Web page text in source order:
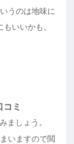
うのは地味に
いいかも。
ミ
ましょう。
いますので閲